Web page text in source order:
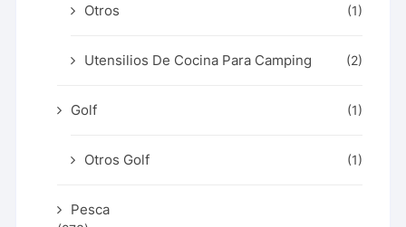
Otros (1)
Utensilios De Cocina Para Camping (2)
Golf (1)
Otros Golf (1)
Pesca